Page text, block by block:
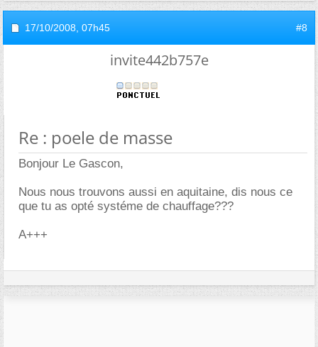
17/10/2008, 07h45 #8
invite442b757e
Re : poele de masse
Bonjour Le Gascon,
Nous nous trouvons aussi en aquitaine, dis nous ce
que tu as opté systéme de chauffage???
A+++